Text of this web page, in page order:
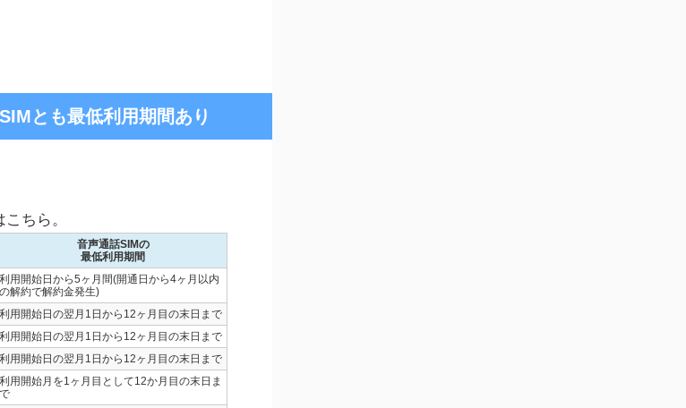
とも最低利用期間あり
ちら。
音声通話SIMの
最低利用期間
利用開始日から5ヶ月間(開通日から4ヶ月以内
の解約で解約金発生)
利用開始日の翌月1日から12ヶ月目の末日まで
利用開始日の翌月1日から12ヶ月目の末日まで
利用開始日の翌月1日から12ヶ月目の末日まで
利用開始月を1ヶ月目として12か月目の末日ま
で